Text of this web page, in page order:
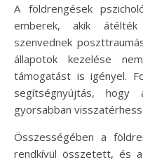
A földrengések
emberek, akik
szenvednek
állapotok kezelése
támogatást is igényel.
segítségnyújtás,
gyorsabban
Összességében a
rendkívül összetett, és